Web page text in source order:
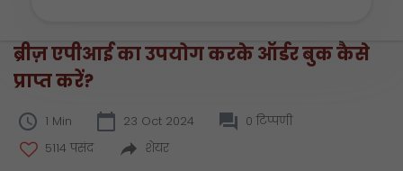
ब्रीज़ एपीआई का उपयोग करके ऑर्डर बुक कैसे
प्राप्त करें?
1 Min 23 Oct 2024
0 टिप्पणी
5114 पसंद
शेयर